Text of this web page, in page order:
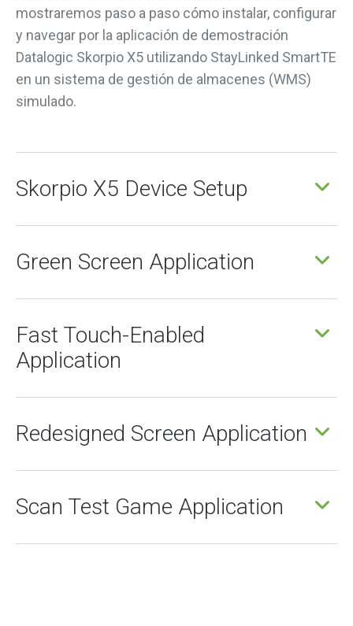
mostraremos paso a paso cómo instalar, configurar
y navegar por la aplicación de demostración
Datalogic Skorpio X5 utilizando StayLinked SmartTE
en un sistema de gestión de almacenes (WMS)
simulado.
Skorpio X5 Device Setup
Green Screen Application
Fast Touch-Enabled
Application
Redesigned Screen Application
Scan Test Game Application